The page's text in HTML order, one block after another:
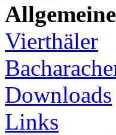
Vierthäler
Downloads
Links